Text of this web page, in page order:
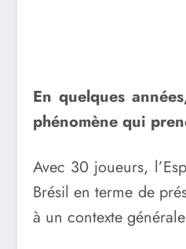
En quelques
phénomène qui
Avec 30 joueurs,
Brésil en terme de
à un contexte